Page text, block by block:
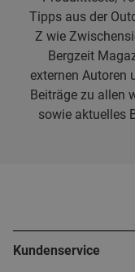
Tipps aus der
Z wie
Bergzeit
externen Autoren
Beiträge zu allen
sowie aktuelles
Kundenservice